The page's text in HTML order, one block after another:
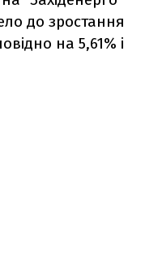
до зростання
на 5,61% і